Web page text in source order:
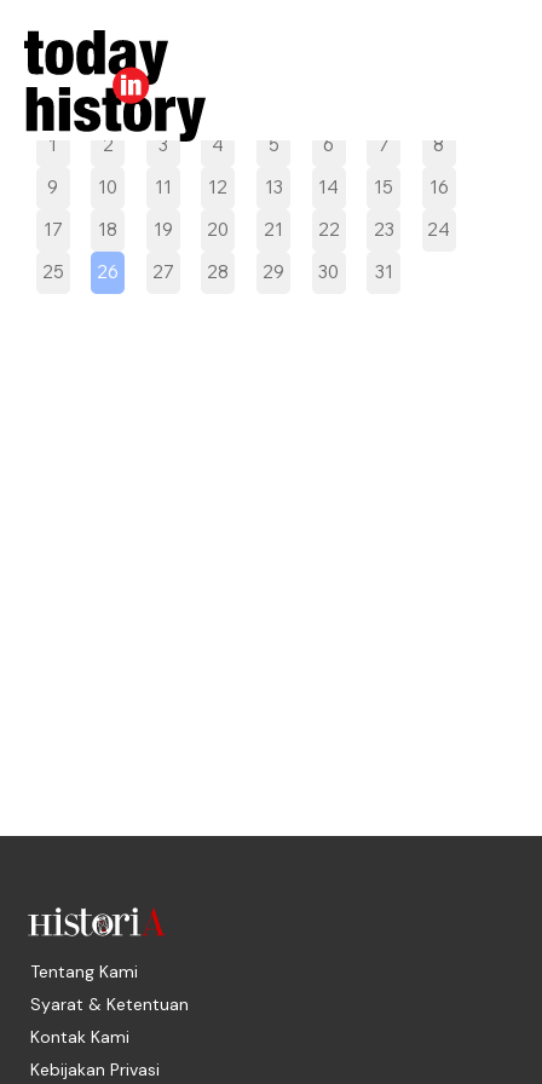
Pilih tanggal
1 2 3 4 5 6 7
8
9
10 11 12 13 14 15
16
17
18 19 20 21 22 23
24
25
26 27 28 29 30 31
Tentang Kami
Syarat & Ketentuan
Kontak Kami
Kebijakan Privasi